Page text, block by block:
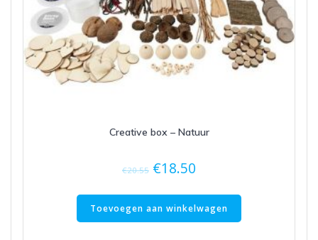
Creative box – Natuur
€20.55 €18.50
Toevoegen aan winkelwagen